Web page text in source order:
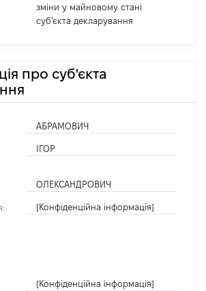
зміни у майновому стані
субʼєкта декларування
про суб'єкта
АБРАМОВИЧ
ІГОР
ОЛЕКСАНДРОВИЧ
[Конфіденційна інформація]
[Конфіденційна інформація]